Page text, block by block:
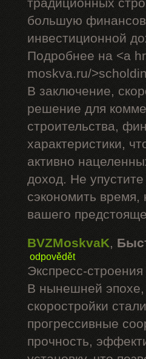
традиционных
большую
инвестиционной
Подробнее на <a
moskva.ru/
В заключение,
решение для
строительства,
характеристики,
активно
доход. Не
сэкономить
вашего
BVZMoskvaK,
odpovědět
Экспресс-
В нынешней
скоростройки
прогрессивные
прочность,